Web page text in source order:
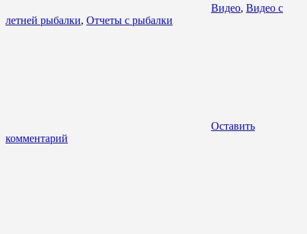
Видео, Видео с
летней рыбалки, Отчеты с рыбалки
Оставить
комментарий